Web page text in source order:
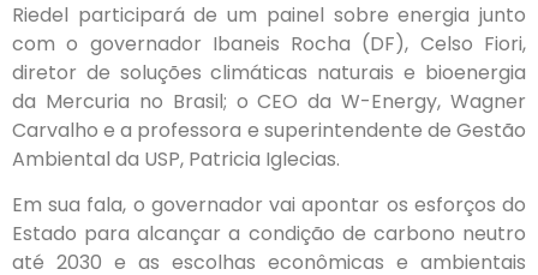
Riedel participará de um painel sobre energia junto
com o governador Ibaneis Rocha (DF), Celso Fiori,
diretor de soluções climáticas naturais e bioenergia
da Mercuria no Brasil; o CEO da W-Energy, Wagner
Carvalho e a professora e superintendente de Gestão
Ambiental da USP, Patricia Iglecias.
Em sua fala, o governador vai apontar os esforços do
Estado para alcançar a condição de carbono neutro
até 2030 e as escolhas econômicas e ambientais